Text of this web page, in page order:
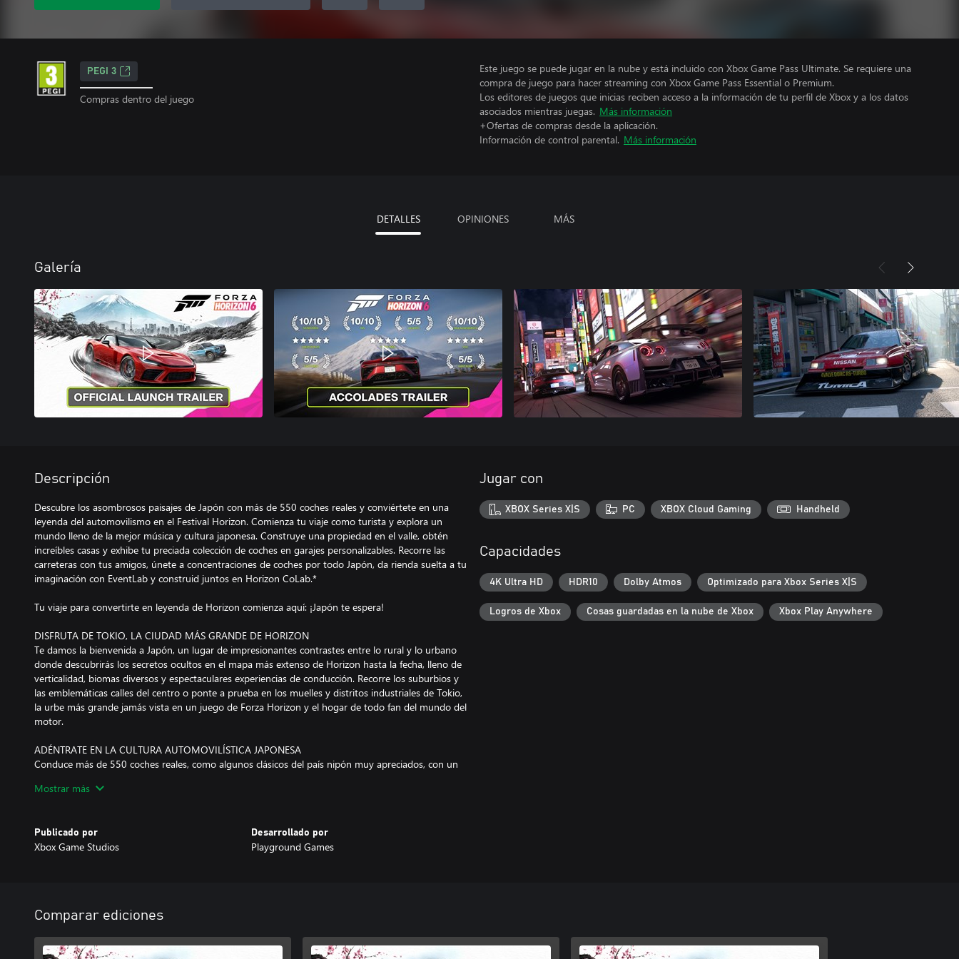
PEGI 3
Compras dentro del juego
Este juego se puede jugar en la nube y está incluido con Xbox Game Pass Ultimate. Se requiere una
compra de juego para hacer streaming con Xbox Game Pass Essential o Premium.
Los editores de juegos que inicias reciben acceso a la información de tu perfil de Xbox y a los datos
asociados mientras juegas. Más información
+Ofertas de compras desde la aplicación.
Información de control parental. Más información
DETALLES OPINIONES MÁS
Galería
Descripción
Descubre los asombrosos paisajes de Japón con más de 550 coches reales y conviértete en una
leyenda del automovilismo en el Festival Horizon. Comienza tu viaje como turista y explora un
mundo lleno de la mejor música y cultura japonesa. Construye una propiedad en el valle, obtén
increíbles casas y exhibe tu preciada colección de coches en garajes personalizables. Recorre las
carreteras con tus amigos, únete a concentraciones de coches por todo Japón, da rienda suelta a tu
imaginación con EventLab y construid juntos en Horizon CoLab.*
Tu viaje para convertirte en leyenda de Horizon comienza aquí: ¡Japón te espera!
DISFRUTA DE TOKIO, LA CIUDAD MÁS GRANDE DE HORIZON
Te damos la bienvenida a Japón, un lugar de impresionantes contrastes entre lo rural y lo urbano
donde descubrirás los secretos ocultos en el mapa más extenso de Horizon hasta la fecha, lleno de
verticalidad, biomas diversos y espectaculares experiencias de conducción. Recorre los suburbios y
las emblemáticas calles del centro o ponte a prueba en los muelles y distritos industriales de Tokio,
la urbe más grande jamás vista en un juego de Forza Horizon y el hogar de todo fan del mundo del
motor.
ADÉNTRATE EN LA CULTURA AUTOMOVILÍSTICA JAPONESA
Conduce más de 550 coches reales, como algunos clásicos del país nipón muy apreciados, con un
rotación del volante. Mientras exploras Japón, reúne coches Forza Edition especiales con
participarás en batallas de Touge y vivirás auténticas historias arraigadas en la legendaria cultura
automovilística de Japón.
carreras que podrás disfrutar en solitario o junto a tus amigos.* Comenzarás como turista y
deberás demostrar que tienes lo que hay que tener para unirte al Festival Horizon como
principiante, todo ello mientras descubres Japón y completas tu diario de coleccionista. Clasifícate al
festival en el Evento por invitación de Horizon y ve escalando posiciones en coches cada vez más
Mostrar más
Publicado por
Xbox Game Studios
Desarrollado por
Playground Games
Jugar con
XBOX Series X|S PC XBOX Cloud Gaming Handheld
Capacidades
4K Ultra HD HDR10 Dolby Atmos Optimizado para Xbox Series X|S
Logros de Xbox Cosas guardadas en la nube de Xbox Xbox Play Anywhere
Comparar ediciones